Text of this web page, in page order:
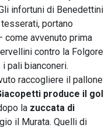
infortuni di Benedettini
portano
come avvenuto prima
contro la Folgore
pali bianconeri.
raccogliere il pallone
produce il gol
la zuccata di
il Murata. Quelli di